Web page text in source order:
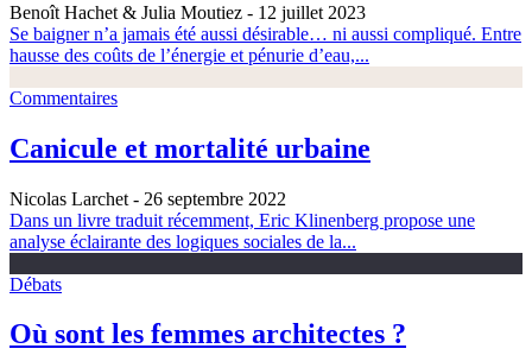
Benoît Hachet & Julia Moutiez - 12 juillet 2023
Se baigner n’a jamais été aussi désirable… ni aussi compliqué. Entre
hausse des coûts de l’énergie et pénurie d’eau,...
Commentaires
Canicule et mortalité urbaine
Nicolas Larchet - 26 septembre 2022
Dans un livre traduit récemment, Eric Klinenberg propose une
analyse éclairante des logiques sociales de la...
Débats
Où sont les femmes architectes ?